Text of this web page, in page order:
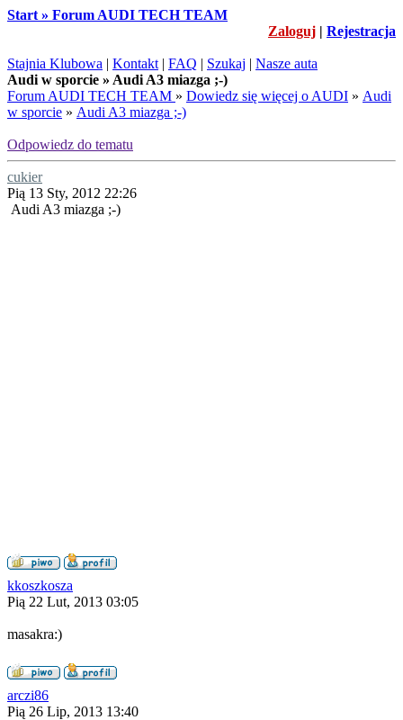
Start » Forum AUDI TECH TEAM
Zaloguj | Rejestracja
Stajnia Klubowa | Kontakt | FAQ | Szukaj | Nasze auta
Audi w sporcie » Audi A3 miazga ;-)
Forum AUDI TECH TEAM » Dowiedz się więcej o AUDI » Audi
w sporcie » Audi A3 miazga ;-)
Odpowiedz do tematu
cukier
Pią 13 Sty, 2012 22:26
Audi A3 miazga ;-)
kkoszkosza
Pią 22 Lut, 2013 03:05
masakra:)
arczi86
Pią 26 Lip, 2013 13:40